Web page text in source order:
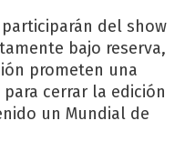
del show
bajo reserva,
prometen una
cerrar la edición
un Mundial de